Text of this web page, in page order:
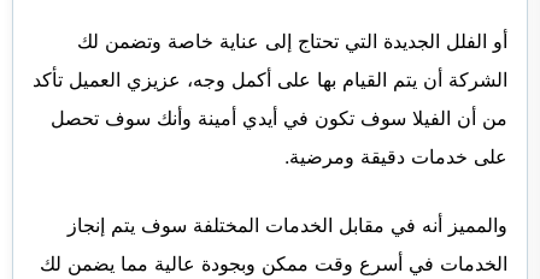
أو الفلل الجديدة التي تحتاج إلى عناية خاصة وتضمن لك
الشركة أن يتم القيام بها على أكمل وجه، عزيزي العميل تأكد
من أن الفيلا سوف تكون في أيدي أمينة وأنك سوف تحصل
على خدمات دقيقة ومرضية.
والمميز أنه في مقابل الخدمات المختلفة سوف يتم إنجاز
الخدمات في أسرع وقت ممكن وبجودة عالية مما يضمن لك